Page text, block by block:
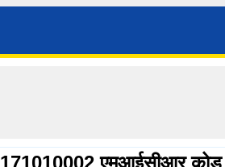
171010002 एमआईसीआर कोड